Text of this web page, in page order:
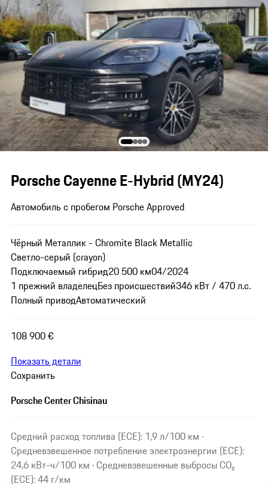
Porsche Cayenne E-Hybrid (MY24)
Автомобиль с пробегом Porsche Approved
Чёрный Металлик - Chromite Black Metallic
Светло-серый (crayon)
Подключаемый гибрид20 500 км04/2024
1 прежний владелецБез происшествий346 кВт / 470 л.с.
Полный приводАвтоматический
108 900 €
Показать детали
Сохранить
Porsche Center Chisinau
Средний расход топлива (ECE): 1,9 л/100 км ·
Средневзвешенное потребление электроэнергии (ECE):
24,6 кВт-ч/100 км · Средневзвешенные выбросы CO₂
(ECE): 44 г/км